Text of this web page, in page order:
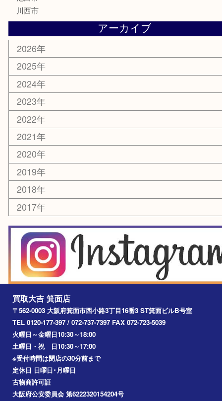
骨董品
古美術品
家電
喫煙具
電動工具
お線香
文房具
釣り道具
楽器
香水
化粧品
美容
銀貨
レアメタル
ホビー
乗馬用品
囲碁・将棋
その他
お知らせ
エリアカテゴリ
箕面
豊中市
茨木市
宝塚市
池田市
川西市